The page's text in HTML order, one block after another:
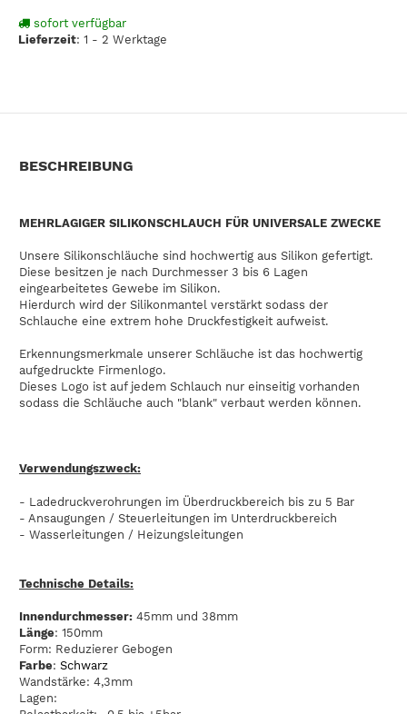
sofort verfügbar
Lieferzeit: 1 - 2 Werktage
BESCHREIBUNG
MEHRLAGIGER SILIKONSCHLAUCH FÜR UNIVERSALE ZWECKE
Unsere Silikonschläuche sind hochwertig aus Silikon gefertigt.
Diese besitzen je nach Durchmesser 3 bis 6 Lagen
eingearbeitetes Gewebe im Silikon.
Hierdurch wird der Silikonmantel verstärkt sodass der
Schlauche eine extrem hohe Druckfestigkeit aufweist.
Erkennungsmerkmale unserer Schläuche ist das hochwertig
aufgedruckte Firmenlogo.
Dieses Logo ist auf jedem Schlauch nur einseitig vorhanden
sodass die Schläuche auch "blank" verbaut werden können.
Verwendungszweck:
- Ladedruckverohrungen im Überdruckbereich bis zu 5 Bar
- Ansaugungen / Steuerleitungen im Unterdruckbereich
- Wasserleitungen / Heizungsleitungen
Technische Details:
Innendurchmesser: 45mm und 38mm
Länge: 150mm
Form: Reduzierer Gebogen
Farbe: Schwarz
Wandstärke: 4,3mm
Lagen: